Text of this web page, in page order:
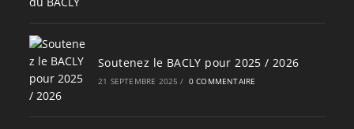
Soutenez le BACLY pour 2025 / 2026
21 SEPTEMBRE 2025 / 0 COMMENTAIRE